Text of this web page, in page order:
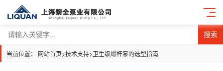
搜索
当前位置： 网站首页>技术支持>卫生级螺杆泵的选型指南